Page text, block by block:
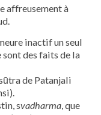
affreusement à
inactif un seul
sont des faits de la
de Patanjali
svadharma , que